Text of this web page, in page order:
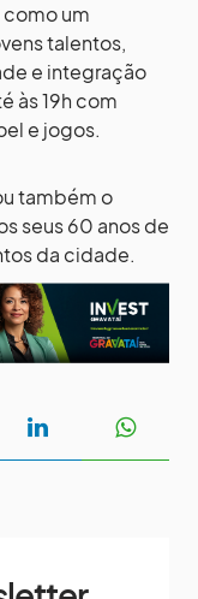
como um
talentos,
e integração
às 19h com
e jogos.
também o
seus 60 anos de
da cidade.